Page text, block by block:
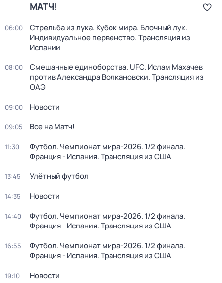
МАТЧ!
06:00
Стрельба из лука. Кубок мира. Блочный лук.
Индивидуальное первенство. Трансляция из
Испании
08:00
Смешанные единоборства. UFC. Ислам Махачев
против Александра Волкановски. Трансляция из
ОАЭ
09:00 Новости
09:05 Все на Матч!
11:30
Футбол. Чемпионат мира-2026. 1/2 финала.
Франция - Испания. Трансляция из США
13:45 Улётный футбол
14:35 Новости
14:40
Футбол. Чемпионат мира-2026. 1/2 финала.
Франция - Испания. Трансляция из США
16:55
Футбол. Чемпионат мира-2026. 1/2 финала.
Франция - Испания. Трансляция из США
19:10 Новости